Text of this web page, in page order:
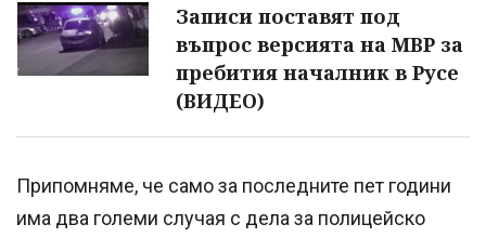
Записи поставят под
въпрос версията на МВР за
пребития началник в Русе
(ВИДЕО)
Припомняме, че само за последните пет години
има два големи случая с дела за полицейско